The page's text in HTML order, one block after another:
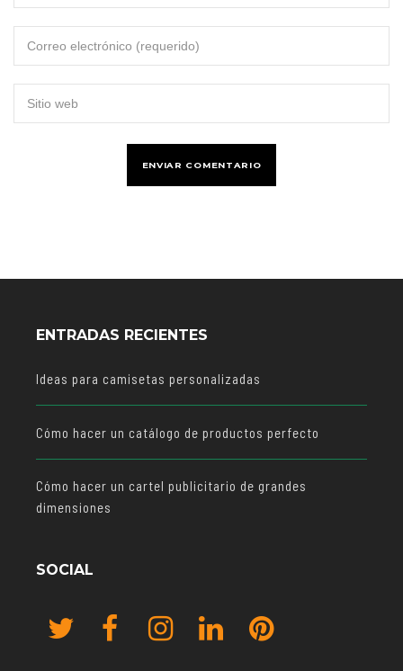
ENTRADAS RECIENTES
Ideas para camisetas personalizadas
Cómo hacer un catálogo de productos perfecto
Cómo hacer un cartel publicitario de grandes
dimensiones
SOCIAL